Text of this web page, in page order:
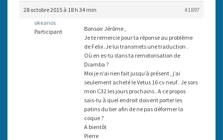
28 octobre 2015 à 18 h 34 min
#1897
okeanos
Participant
Bonsoir Jérôme ,
Je te remercie pour ta réponse au problème
de Felix .Je lui transmets une traduction .
Où en es-tu dans ta remotorisation de
Diamba ?
Moi je n’ai rien fait jusqu’à présent , j’ai
seulement acheté le Vetus 16 cv neuf . Je sors
mon C32 les jours prochains . A ce propos
sais-tu à quel endroit doivent porter les
patins du ber afin de ne pas déformer la
coque ?
A bientôt
Pierre